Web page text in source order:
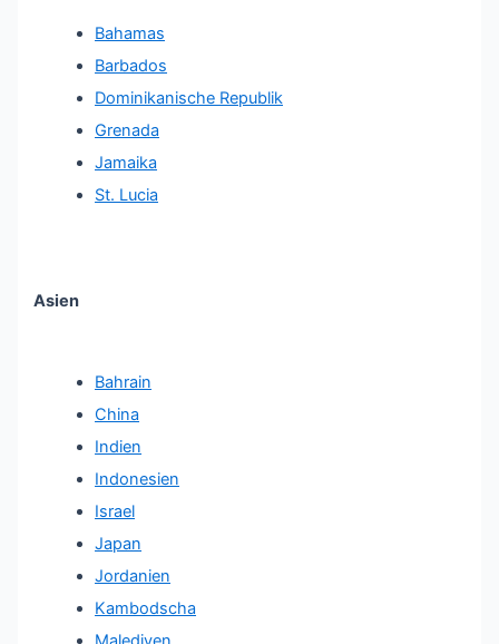
Bahamas
Barbados
Dominikanische Republik
Grenada
Jamaika
St. Lucia
Asien
Bahrain
China
Indien
Indonesien
Israel
Japan
Jordanien
Kambodscha